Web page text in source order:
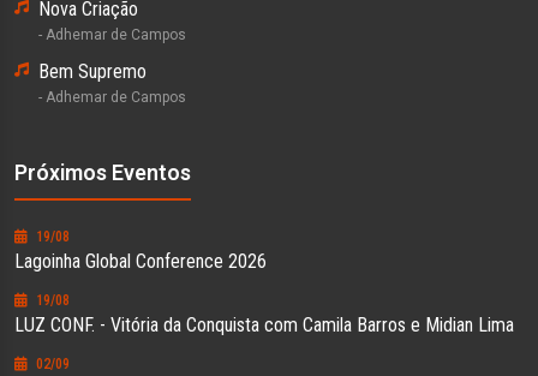
Nova Criação
- Adhemar de Campos
Bem Supremo
- Adhemar de Campos
Próximos Eventos
19/08
Lagoinha Global Conference 2026
19/08
LUZ CONF. - Vitória da Conquista com Camila Barros e Midian Lima
02/09